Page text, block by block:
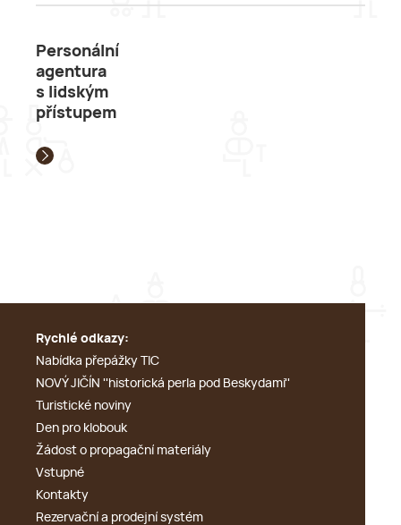
Personální
agentura
s lidským
přístupem
Rychlé odkazy:
Nabídka přepážky TIC
NOVÝ JIČÍN ''historická perla pod Beskydami''
Turistické noviny
Den pro klobouk
Žádost o propagační materiály
Vstupné
Kontakty
Rezervační a prodejní systém